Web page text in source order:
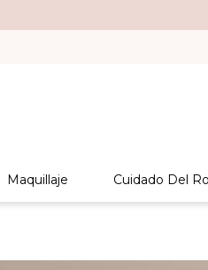
Maquillaje Cuidado Del